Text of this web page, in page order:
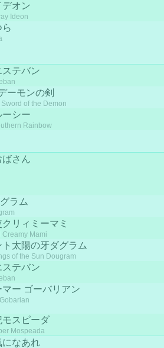
オン
Ideon
ら
テバン
ーモンの剣
of the Demon
シー
Rainbow
ばさん
ラム
リィミーマミ
Creamy Mami
ト太陽の牙ダグラム
of the Sun Dougram
テバン
ー ゴーバリアン
スピーダ
Mospeada
になあれ